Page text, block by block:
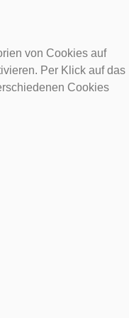
von Cookies auf
Per Klick auf das
Cookies